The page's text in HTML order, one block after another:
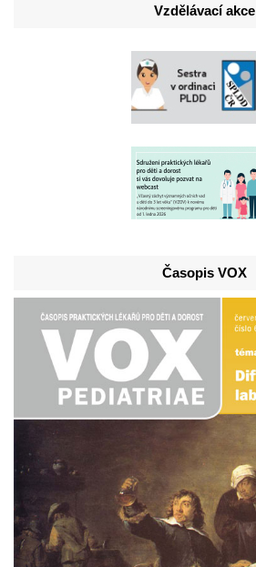
Vzdělávací akce
Časopis VOX